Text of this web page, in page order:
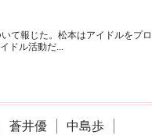
て報じた。松本はアイドルをプロ
ドル活動だ...
蒼井優 中島歩